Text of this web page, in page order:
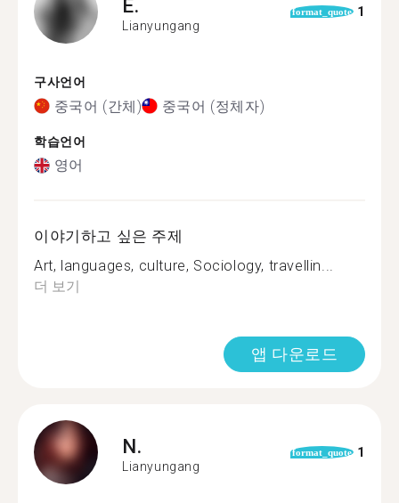
E.
Lianyungang
format_quote 1
구사언어
중국어 (간체) 중국어 (정체자)
학습언어
영어
이야기하고 싶은 주제
Art, languages, culture, Sociology, travellin...
더 보기
앱 다운로드
N.
Lianyungang
format_quote 1